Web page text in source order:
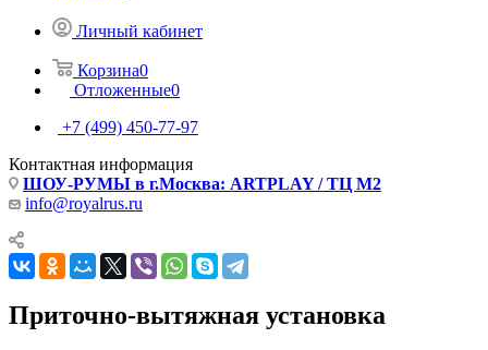
Личный кабинет
Корзина0
Отложенные0
+7 (499) 450-77-97
Контактная информация
ШОУ-РУМЫ в г.Москва: ARTPLAY / ТЦ М2
info@royalrus.ru
Приточно-вытяжная установка